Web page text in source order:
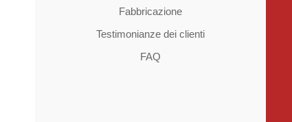
Fabbricazione
Testimonianze dei clienti
FAQ